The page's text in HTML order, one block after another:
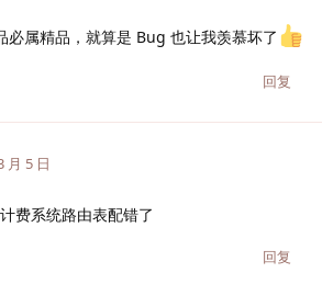
必属精品，就算是 Bug 也让我羡慕坏了
回复
月 5 日
费系统路由表配错了
回复